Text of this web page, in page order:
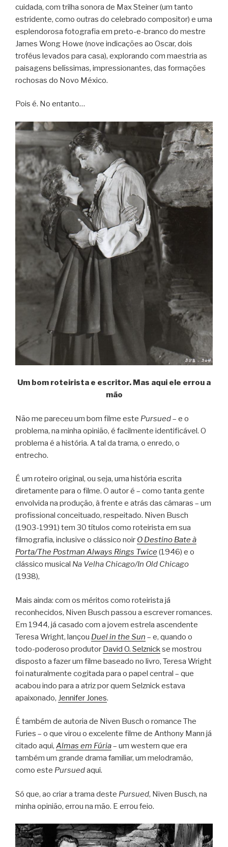
cuidada, com trilha sonora de Max Steiner (um tanto
estridente, como outras do celebrado compositor) e uma
esplendorosa fotografia em preto-e-branco do mestre
James Wong Howe (nove indicações ao Oscar, dois
troféus levados para casa), explorando com maestria as
paisagens belíssimas, impressionantes, das formações
rochosas do Novo México.
Pois é. No entanto…
Um bom roteirista e escritor. Mas aqui ele errou a
mão
Não me pareceu um bom filme este Pursued– e o
problema, na minha opinião, é facilmente identificável. O
problema é a história. A tal da trama, o enredo, o
entrecho.
É um roteiro original, ou seja, uma história escrita
diretamente para o filme. O autor é – como tanta gente
envolvida na produção, à frente e atrás das câmaras – um
profissional conceituado, respeitado. Niven Busch
(1903-1991) tem 30 títulos como roteirista em sua
filmografia, inclusive o clássico noir O Destino Bate à
Porta/The Postman Always Rings Twice(1946) e o
clássico musical Na Velha Chicago/In Old Chicago
(1938),
Mais ainda: com os méritos como roteirista já
reconhecidos, Niven Busch passou a escrever romances.
Em 1944, já casado com a jovem estrela ascendente
Teresa Wright, lançou Duel in the Sun – e, quando o
todo-poderoso produtor David O. Selznickse mostrou
disposto a fazer um filme baseado no livro, Teresa Wright
foi naturalmente cogitada para o papel central – que
acabou indo para a atriz por quem Selznick estava
apaixonado, Jennifer Jones.
É também de autoria de Niven Busch o romance The
Furies – o que virou o excelente filme de Anthony Mann já
citado aqui, Almas em Fúria– um western que era
também um grande drama familiar, um melodramão,
como este Pursuedaqui.
Só que, ao criar a trama deste Pursued, Niven Busch, na
minha opinião, errou na mão. E errou feio.